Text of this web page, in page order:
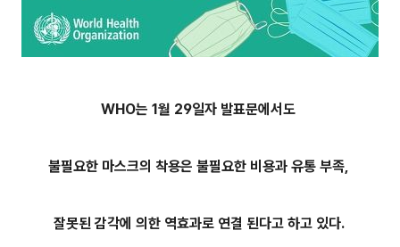
WHO는 1월 29일자 발표문에서도
불필요한 마스크의 착용은 불필요한 비용과 유통 부족,
잘못된 감각에 의한 역효과로 연결 된다고 하고 있다.